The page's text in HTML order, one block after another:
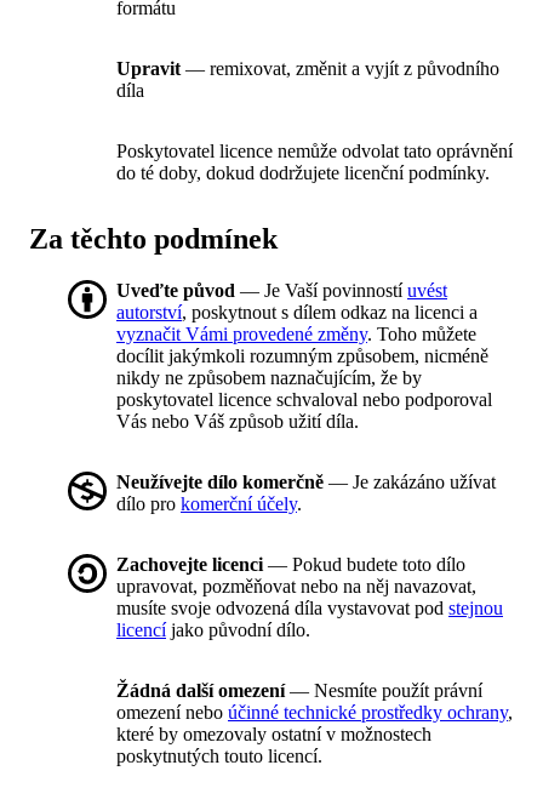
formátu
Upravit — remixovat, změnit a vyjít z původního
díla
Poskytovatel licence nemůže odvolat tato oprávnění
do té doby, dokud dodržujete licenční podmínky.
Za těchto podmínek
Uveďte původ — Je Vaší povinnostíuvést
autorství, poskytnout s dílem odkaz na licenci a
vyznačit Vámi provedené změny. Toho můžete
docílit jakýmkoli rozumným způsobem, nicméně
nikdy ne způsobem naznačujícím, že by
poskytovatel licence schvaloval nebo podporoval
Vás nebo Váš způsob užití díla.
Neužívejte dílo komerčně — Je zakázáno užívat
dílo pro komerční účely.
Zachovejte licenci — Pokud budete toto dílo
upravovat, pozměňovat nebo na něj navazovat,
musíte svoje odvozená díla vystavovat pod stejnou
licencíjako původní dílo.
Žádná další omezení— Nesmíte použít právní
omezení nebo účinné technické prostředky ochrany,
které by omezovaly ostatní v možnostech
poskytnutých touto licencí.